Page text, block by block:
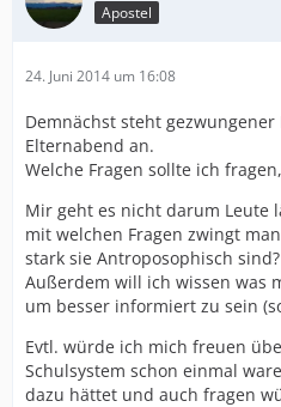
Apostel
24. Juni 2014 um 16:08
Demnächst steht
Elternabend an.
Welche Fragen sollte ich
Mir geht es nicht darum Leute
mit welchen Fragen zwingt
stark sie Antroposophisch sind?
Außerdem will ich wissen was
um besser informiert zu sein
Evtl. würde ich mich freuen
Schulsystem schon einmal
dazu hättet und auch fragen